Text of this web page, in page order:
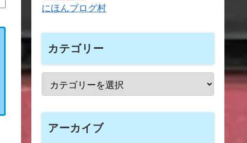
にほんブログ村
カテゴリー
アーカイブ